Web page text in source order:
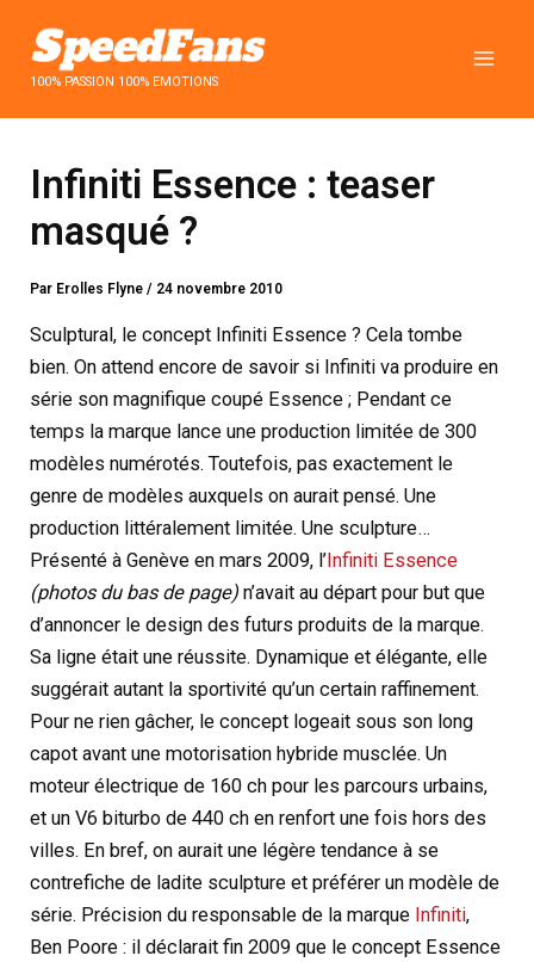
contenu100% PASSION 100% EMOTIONS
Infiniti Essence : teaser
masqué ?
Par Erolles Flyne/ 24 novembre 2010
Sculptural, le concept Infiniti Essence ? Cela tombe
bien. On attend encore de savoir si Infiniti va produire en
série son magnifique coupé Essence ; Pendant ce
temps la marque lance une production limitée de 300
modèles numérotés. Toutefois, pas exactement le
genre de modèles auxquels on aurait pensé. Une
production littéralement limitée. Une sculpture…
Présenté à Genève en mars 2009, l’ Infiniti Essence
(photos du bas de page)n’avait au départ pour but que
d’annoncer le design des futurs produits de la marque.
Sa ligne était une réussite. Dynamique et élégante, elle
suggérait autant la sportivité qu’un certain raffinement.
Pour ne rien gâcher, le concept logeait sous son long
capot avant une motorisation hybride musclée. Un
moteur électrique de 160 ch pour les parcours urbains,
et un V6 biturbo de 440 ch en renfort une fois hors des
villes. En bref, on aurait une légère tendance à se
contrefiche de ladite sculpture et préférer un modèle de
série. Précision du responsable de la marque Infiniti,
Ben Poore : il déclarait fin 2009 que le concept Essence